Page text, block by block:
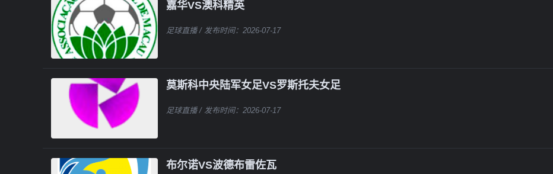
嘉华VS澳科精英
足球直播/ 发布时间：2026-07-17
莫斯科中央陆军女足VS罗斯托夫女足
足球直播/ 发布时间：2026-07-17
布尔诺VS波德布雷佐瓦